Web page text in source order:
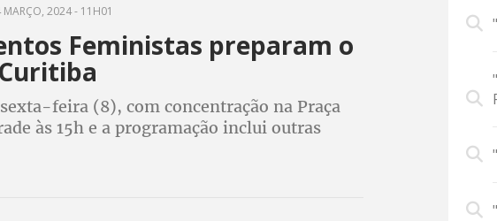
MARÇO, 2024 - 11H01
Feministas preparam o
feira (8), com concentração na Praça
às 15h e a programação inclui outras